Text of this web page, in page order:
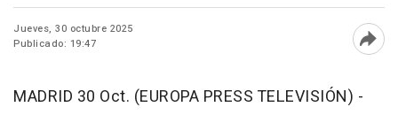
Jueves, 30 octubre 2025
Publicado: 19:47
MADRID 30 Oct. (EUROPA PRESS TELEVISIÓN) -